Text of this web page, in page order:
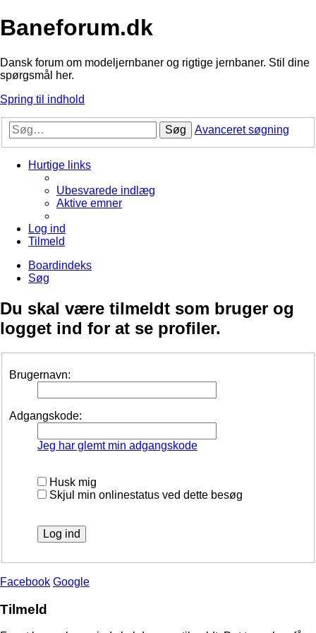
Baneforum.dk
Dansk forum om modeljernbaner og rigtige jernbaner. Stil dine
spørgsmål her.
Spring til indhold
Søg Avanceret søgning
Hurtige links
Ubesvarede indlæg
Aktive emner
Log ind
Tilmeld
Boardindeks
Søg
Du skal være tilmeldt som bruger og
logget ind for at se profiler.
Brugernavn:
Adgangskode:
Jeg har glemt min adgangskode
Husk mig
Skjul min onlinestatus ved dette besøg
Facebook Google
Tilmeld